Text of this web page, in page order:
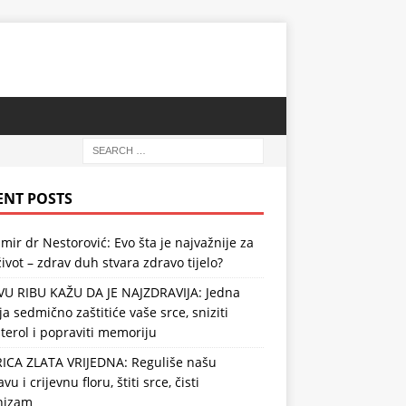
POSTS
dr Nestorović: Evo šta je najvažnije za
– zdrav duh stvara zdravo tijelo?
RIBU KAŽU DA JE NAJZDRAVIJA: Jedna
sedmično zaštitiće vaše srce, sniziti
i popraviti memoriju
ZLATA VRIJEDNA: Reguliše našu
i crijevnu floru, štiti srce, čisti